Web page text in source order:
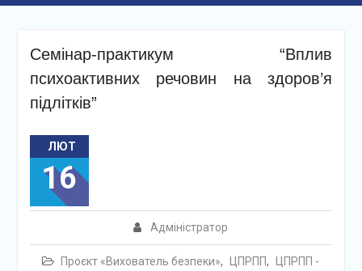
Семінар-практикум “Вплив
психоактивних речовин на здоров’я
підлітків”
ЛЮТ
16
Адміністратор
Проєкт «Вихователь безпеки», ЦПРПП,
ЦПРПП -